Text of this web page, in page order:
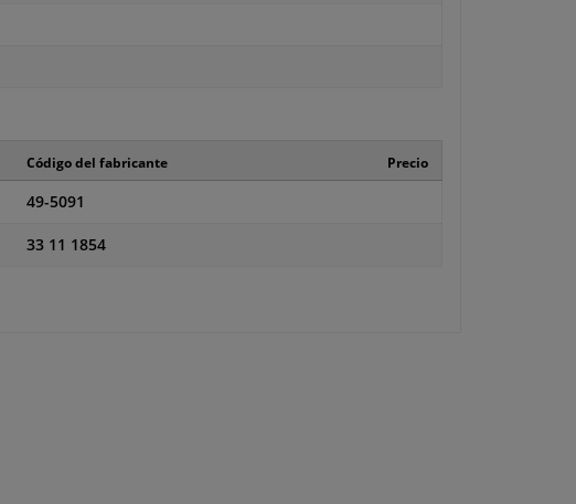
Código del fabricante Precio
49-5091
33 11 1854